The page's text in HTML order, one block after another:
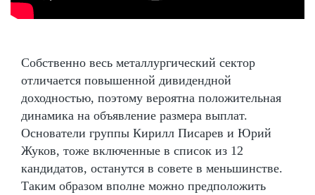
Собственно весь металлургический сектор
отличается повышенной дивидендной
доходностью, поэтому вероятна положительная
динамика на объявление размера выплат.
Основатели группы Кирилл Писарев и Юрий
Жуков, тоже включенные в список из 12
кандидатов, останутся в совете в меньшинстве.
Таким образом вполне можно предположить